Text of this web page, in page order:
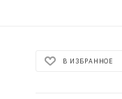
В ИЗБРАННОЕ